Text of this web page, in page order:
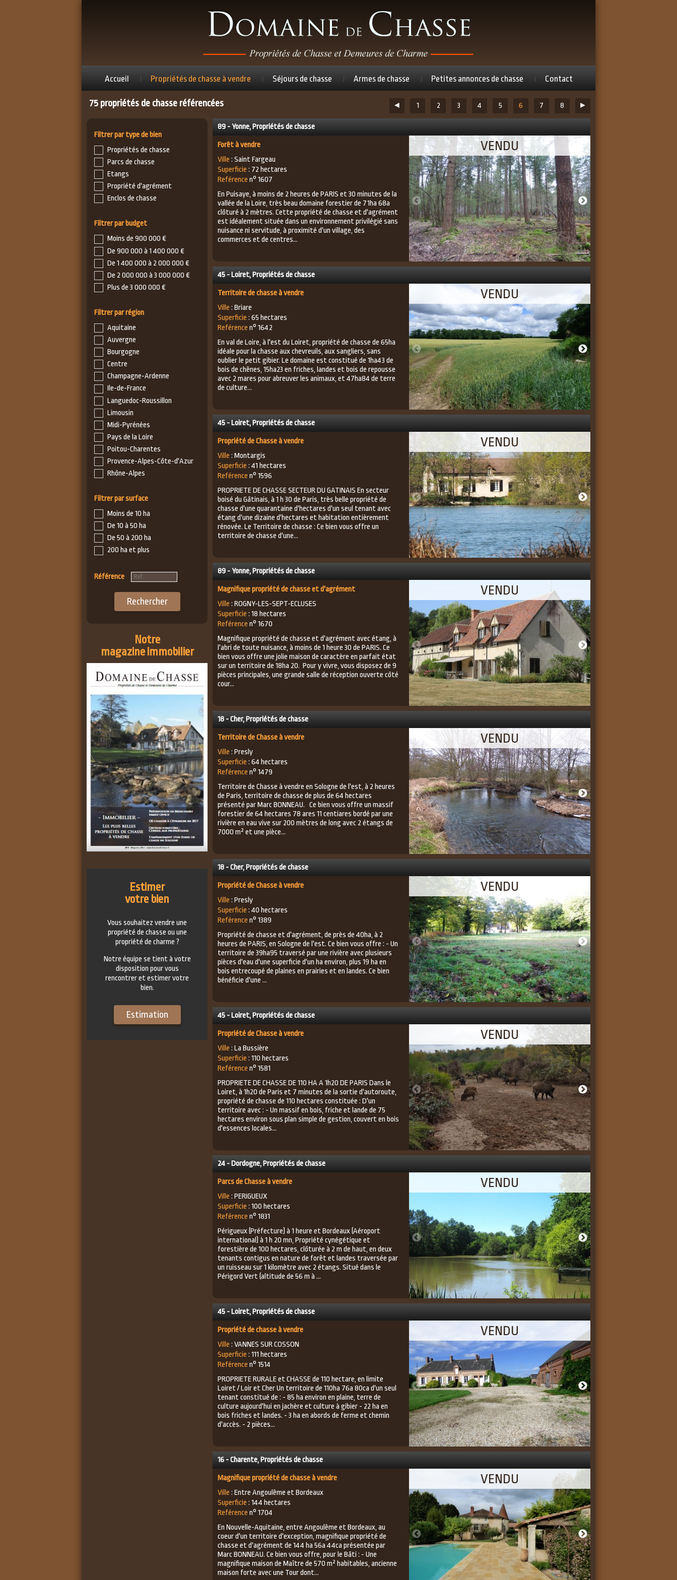
Accueil Propriétés de chasse à vendre Séjours de chasse Armes de chasse Petites annonces de chasse Contact
75 propriétés de chasse référencées
Filtrer par type de bien
Propriétés de chasse
Parcs de chasse
Etangs
Propriété d'agrément
Enclos de chasse
Filtrer par budget
Moins de 900 000 €
De 900 000 à 1 400 000 €
De 1 400 000 à 2 000 000 €
De 2 000 000 à 3 000 000 €
Plus de 3 000 000 €
Filtrer par région
Aquitaine
Auvergne
Bourgogne
Centre
Champagne-Ardenne
Ile-de-France
Languedoc-Roussillon
Limousin
Midi-Pyrénées
Pays de la Loire
Poitou-Charentes
Provence-Alpes-Côte-d'Azur
Rhône-Alpes
Filtrer par surface
Moins de 10 ha
De 10 à 50 ha
De 50 à 200 ha
200 ha et plus
Référence
Rechercher
Notre
magazine immobilier
Estimer
votre bien
Vous souhaitez vendre une
propriété de chasse ou une
propriété de charme ?
Notre équipe se tient à votre
disposition pour vous
rencontrer et estimer votre
bien.
Estimation
◄ 1 2 3 4 5 6 7 8 ►
89 - Yonne, Propriétés de chasse
Forêt à vendre
Ville : Saint Fargeau
Superficie : 72 hectares
Reférence n° 1607
En Puisaye, à moins de 2 heures de PARIS et 30 minutes de la
vallée de la Loire, très beau domaine forestier de 71ha 68a
clôturé à 2 mètres. Cette propriété de chasse et d'agrément
est idéalement située dans un environnement privilégié sans
nuisance ni servitude, à proximité d'un village, des
commerces et de centres...
45 - Loiret, Propriétés de chasse
Territoire de chasse à vendre
Ville : Briare
Superficie : 65 hectares
Reférence n° 1642
En val de Loire, à l'est du Loiret, propriété de chasse de 65ha
idéale pour la chasse aux chevreuils, aux sangliers, sans
oublier le petit gibier. Le domaine est constitué de 1ha43 de
bois de chênes, 15ha23 en friches, landes et bois de repousse
avec 2 mares pour abreuver les animaux, et 47ha84 de terre
de culture...
45 - Loiret, Propriétés de chasse
Propriété de Chasse à vendre
Ville : Montargis
Superficie : 41 hectares
Reférence n° 1596
PROPRIETE DE CHASSE SECTEUR DU GATINAIS En secteur
boisé du Gâtinais, à 1 h 30 de Paris, très belle propriété de
chasse d'une quarantaine d'hectares d'un seul tenant avec
étang d'une dizaine d'hectares et habitation entièrement
rénovée. Le Territoire de chasse : Ce bien vous offre un
territoire de chasse d'une...
89 - Yonne, Propriétés de chasse
Magnifique propriété de chasse et d'agrément
Ville : ROGNY-LES-SEPT-ECLUSES
Superficie : 18 hectares
Reférence n° 1670
Magnifique propriété de chasse et d'agrément avec étang, à
l'abri de toute nuisance, à moins de 1 heure 30 de PARIS. Ce
bien vous offre une jolie maison de caractère en parfait état
sur un territoire de 18ha 20. Pour y vivre, vous disposez de 9
pièces principales, une grande salle de réception ouverte côté
cour...
18 - Cher, Propriétés de chasse
Territoire de Chasse à vendre
Ville : Presly
Superficie : 64 hectares
Reférence n° 1479
Territoire de Chasse à vendre en Sologne de l'est, à 2 heures
de Paris, territoire de chasse de plus de 64 hectares
présenté par Marc BONNEAU. Ce bien vous offre un massif
forestier de 64 hectares 78 ares 11 centiares bordé par une
rivière en eau vive sur 200 mètres de long avec 2 étangs de
7000 m² et une pièce...
18 - Cher, Propriétés de chasse
Propriété de Chasse à vendre
Ville : Presly
Superficie : 40 hectares
Reférence n° 1389
Propriété de chasse et d'agrément, de près de 40ha, à 2
heures de PARIS, en Sologne de l'est. Ce bien vous offre : - Un
territoire de 39ha95 traversé par une rivière avec plusieurs
pièces d'eau d'une superficie d'un ha environ, plus 19 ha en
bois entrecoupé de plaines en prairies et en landes. Ce bien
bénéficie d'une ...
45 - Loiret, Propriétés de chasse
Propriété de Chasse à vendre
Ville : La Bussière
Superficie : 110 hectares
Reférence n° 1581
PROPRIETE DE CHASSE DE 110 HA A 1h20 DE PARIS Dans le
Loiret, à 1h20 de Paris et 7 minutes de la sortie d'autoroute,
propriété de chasse de 110 hectares constituée : D'un
territoire avec : - Un massif en bois, friche et lande de 75
hectares environ sous plan simple de gestion, couvert en bois
d'essences locales...
24 - Dordogne, Propriétés de chasse
Parcs de Chasse à vendre
Ville : PERIGUEUX
Superficie : 100 hectares
Reférence n° 1831
Périgueux (Préfecture) à 1 heure et Bordeaux (Aéroport
international) à 1 h 20 mn, Propriété cynégétique et
forestière de 100 hectares, clôturée à 2 m de haut, en deux
tenants contigus en nature de forêt et landes traversée par
un ruisseau sur 1 kilomètre avec 2 étangs. Situé dans le
Périgord Vert (altitude de 56 m à ...
45 - Loiret, Propriétés de chasse
Propriété de chasse à vendre
Ville : VANNES SUR COSSON
Superficie : 111 hectares
Reférence n° 1514
PROPRIETE RURALE et CHASSE de 110 hectare, en limite
Loiret / Loir et Cher Un territoire de 110ha 76a 80ca d'un seul
tenant constitué de : - 85 ha environ en plaine, terre de
culture aujourd'hui en jachère et culture à gibier - 22 ha en
bois friches et landes. - 3 ha en abords de ferme et chemin
d'accès. - 2 pièces...
16 - Charente, Propriétés de chasse
Magnifique propriété de chasse à vendre
Ville : Entre Angoulême et Bordeaux
Superficie : 144 hectares
Reférence n° 1704
En Nouvelle-Aquitaine, entre Angoulême et Bordeaux, au
coeur d'un territoire d'exception, magnifique propriété de
chasse et d'agrément de 144 ha 56a 44ca présentée par
Marc BONNEAU. Ce bien vous offre, pour le Bâti : - Une
magnifique maison de Maître de 570 m² habitables, ancienne
maison forte avec une Tour dont...